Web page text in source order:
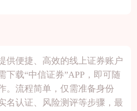
供便捷、高效的线上证券账户
下载“中信证券”APP，即可随
。流程简单，仅需准备身份
名认证、风险测评等步骤，最